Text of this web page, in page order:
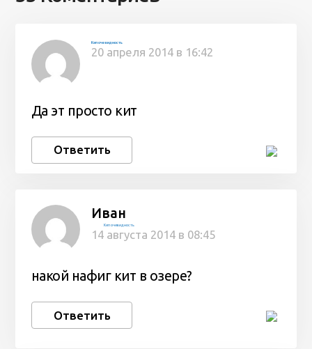
Кеп очевидность
20 апреля 2014 в 16:42
Да эт просто кит
Ответить
Иван
Кеп очевидность
14 августа 2014 в 08:45
накой нафиг кит в озере?
Ответить